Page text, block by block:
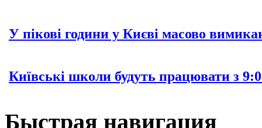
У пікові години у Києві масово
Київські школи будуть працювати з
Быстрая навигация